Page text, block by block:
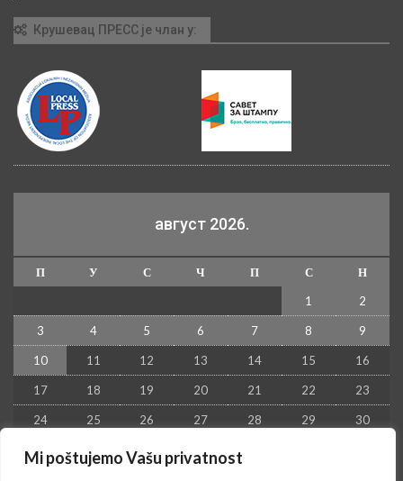
Mi poštujemo Vašu privatnost
Крушевац ПРЕСС је члан у:
август 2026.
П У С Ч П С
Н
1
2
3 4 5 6 7 8 9
10 11 12 13 14 15 16
17 18 19 20 21 22 23
24 25 26 27 28 29 30
31